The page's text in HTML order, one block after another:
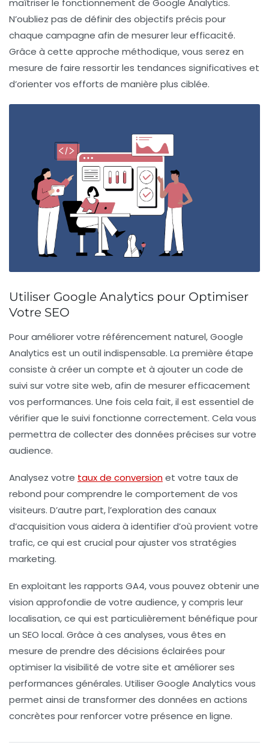
maîtriser le fonctionnement de Google Analytics.
N’oubliez pas de définir des objectifs précis pour
chaque campagne afin de mesurer leur efficacité.
Grâce à cette approche méthodique, vous serez en
mesure de faire ressortir les tendances significatives et
d’orienter vos efforts de manière plus ciblée.
Utiliser Google Analytics pour Optimiser
Votre SEO
Pour améliorer votre référencement naturel, Google
Analytics est un outil indispensable. La première étape
consiste à créer un compte et à ajouter un code de
suivi sur votre site web, afin de mesurer efficacement
vos performances. Une fois cela fait, il est essentiel de
vérifier que le suivi fonctionne correctement. Cela vous
permettra de collecter des données précises sur votre
audience.
Analysez votre taux de conversionet votre taux de
rebond pour comprendre le comportement de vos
visiteurs. D’autre part, l’exploration des canaux
d’acquisition vous aidera à identifier d’où provient votre
trafic, ce qui est crucial pour ajuster vos stratégies
marketing.
En exploitant les rapports GA4, vous pouvez obtenir une
vision approfondie de votre audience, y compris leur
localisation, ce qui est particulièrement bénéfique pour
un SEO local. Grâce à ces analyses, vous êtes en
mesure de prendre des décisions éclairées pour
optimiser la visibilité de votre site et améliorer ses
performances générales. Utiliser Google Analytics vous
permet ainsi de transformer des données en actions
concrètes pour renforcer votre présence en ligne.